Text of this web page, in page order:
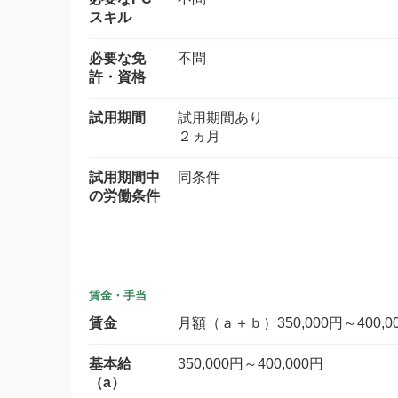
スキル
必要な免
許・資格
不問
試用期間
試用期間あり
２ヵ月
試用期間中
の労働条件
同条件
賃金・手当
賃金 月額（ａ＋ｂ）350,000円～
基本給
（a）
350,000円～400,000円